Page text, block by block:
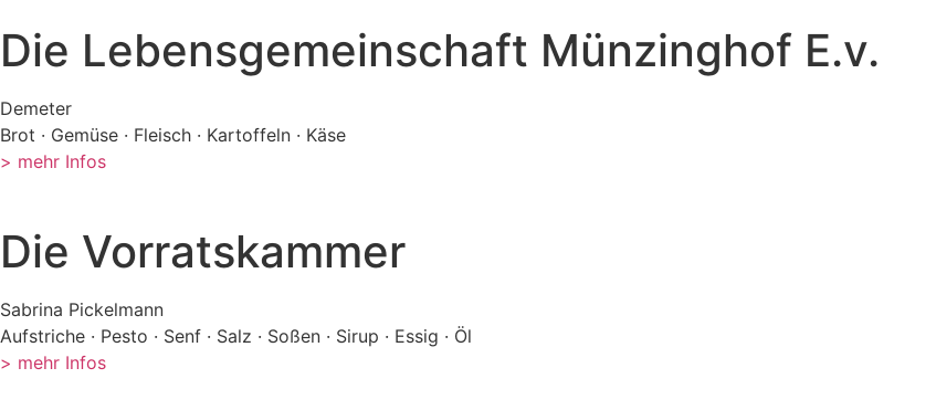
Die Lebensgemeinschaft Münzinghof E.v.
Demeter
Brot · Gemüse · Fleisch · Kartoffeln · Käse
> mehr Infos
Die Vorratskammer
Sabrina Pickelmann
Aufstriche · Pesto · Senf · Salz · Soßen · Sirup · Essig · Öl
> mehr Infos